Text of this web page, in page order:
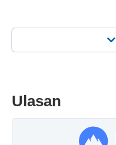
Ulasan